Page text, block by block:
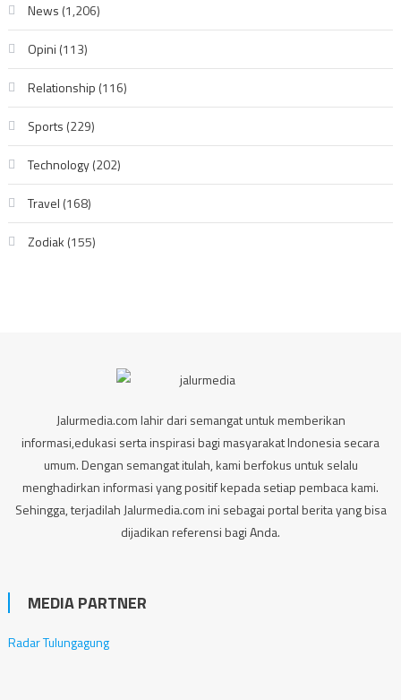
News (1,206)
Opini (113)
Relationship (116)
Sports (229)
Technology(202)
Travel (168)
Zodiak (155)
Jalurmedia.com lahir dari semangat untuk memberikan
informasi,edukasi serta inspirasi bagi masyarakat Indonesia secara
umum. Dengan semangat itulah, kami berfokus untuk selalu
menghadirkan informasi yang positif kepada setiap pembaca kami.
Sehingga, terjadilah Jalurmedia.com ini sebagai portal berita yang bisa
dijadikan referensi bagi Anda.
MEDIA PARTNER
Radar Tulungagung